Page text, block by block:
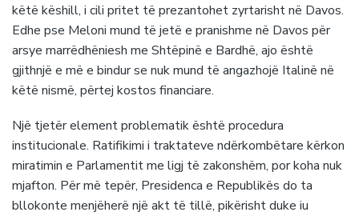
këtë këshill, i cili pritet të prezantohet zyrtarisht në Davos.
Edhe pse Meloni mund të jetë e pranishme në Davos për
arsye marrëdhëniesh me Shtëpinë e Bardhë, ajo është
gjithnjë e më e bindur se nuk mund të angazhojë Italinë në
këtë nismë, përtej kostos financiare.
Një tjetër element problematik është procedura
institucionale. Ratifikimi i traktateve ndërkombëtare kërkon
miratimin e Parlamentit me ligj të zakonshëm, por koha nuk
mjafton. Për më tepër, Presidenca e Republikës do ta
bllokonte menjëherë një akt të tillë, pikërisht duke iu